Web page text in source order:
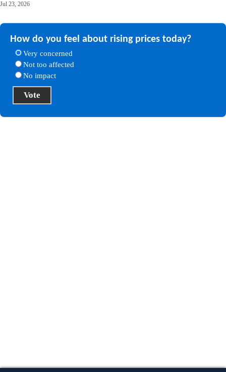
Jul 23, 2026
How do you feel about rising prices today?
Very concerned
Not too affected
No impact